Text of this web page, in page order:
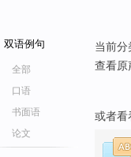
双语例句
全部
口语
书面语
论文
当前分
查看原
或者看